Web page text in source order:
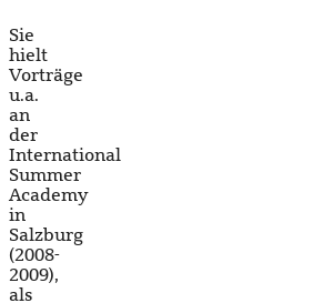
Sie
hielt
Vorträge
u.a.
an
der
International
Summer
Academy
in
Salzburg
(2008-
2009),
als